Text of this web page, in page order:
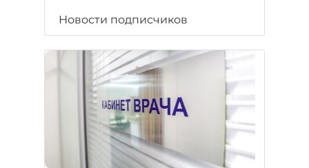
Новости подписчиков